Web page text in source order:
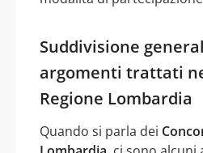
Suddivisione
argomenti trattati
Regione Lombardia
Quando si parla dei